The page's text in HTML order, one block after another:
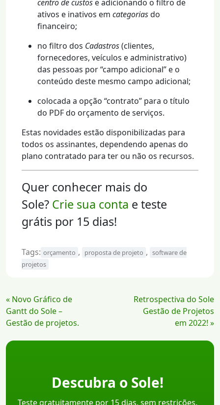
centro de custos e adicionando o filtro de
ativos e inativos em categoriasdo
financeiro;
no filtro dos Cadastros(clientes,
fornecedores, veículos e administrativo)
das pessoas por “campo adicional” e o
conteúdo deste mesmo campo adicional;
colocada a opção “contrato” para o título
do PDF do orçamento de serviços.
Estas novidades estão disponibilizadas para
todos os assinantes, dependendo apenas do
plano contratado para ter ou não os recursos.
Quer conhecer mais do
Sole? Crie sua conta e teste
grátis por 15 dias!
Tags: orçamento , proposta de projeto , software de
projetos
Continue
Lendo
« Novo Gráfico de
Gantt do Sole –
Gestão de projetos.
Retrospectiva do Sole
Gestão de Projetos
em 2022! »
Descubra o Sole!
Teste gratuitamente por 15 dias, sem restrições.